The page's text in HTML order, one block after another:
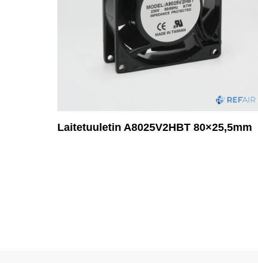
Laitetuuletin A8025V2HBT 80×25,5mm